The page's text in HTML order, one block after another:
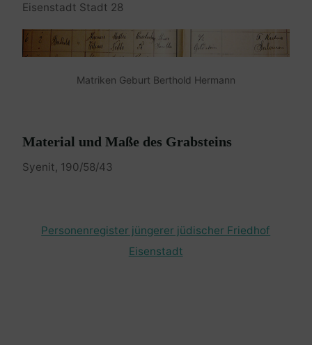
Eisenstadt Stadt 28
Matriken Geburt Berthold Hermann
Material und Maße des Grabsteins
Syenit, 190/58/43
Personenregister jüngerer jüdischer Friedhof
Eisenstadt